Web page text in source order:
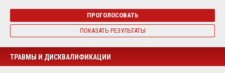
ПРОГОЛОСОВАТЬ
ПОКАЗАТЬ РЕЗУЛЬТАТЫ
ТРАВМЫ И ДИСКВАЛИФИКАЦИИ